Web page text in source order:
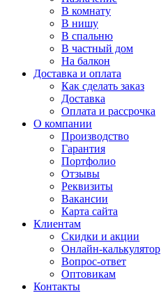
В комнату
В нишу
В спальню
В частный дом
На балкон
Доставка и оплата
Как сделать заказ
Доставка
Оплата и рассрочка
О компании
Производство
Гарантия
Портфолио
Отзывы
Реквизиты
Вакансии
Карта сайта
Клиентам
Скидки и акции
Онлайн-калькулятор
Вопрос-ответ
Оптовикам
Контакты